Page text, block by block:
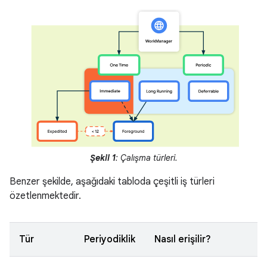
Şekil 1: Çalışma türleri.
Benzer şekilde, aşağıdaki tabloda çeşitli iş türleri
özetlenmektedir.
Tür Periyodiklik Nasıl erişilir?